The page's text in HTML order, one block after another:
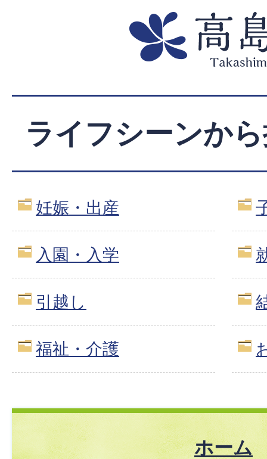
ライフシーンか
妊娠・出産
入園・入学
引越し
福祉・介護
ホーム